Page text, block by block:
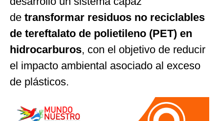
de transformar residuos no reciclables
de tereftalato de polietileno (PET) en
hidrocarburos, con el objetivo de reducir
el impacto ambiental asociado al exceso
de plásticos.